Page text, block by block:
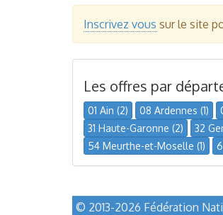
Inscrivez vous sur le site
Les offres par
01 Ain (2) 08 Ardennes (1)
31 Haute-Garonne (2)
32
54 Meurthe-et-Moselle (1)
© 2013-2026 Fédération